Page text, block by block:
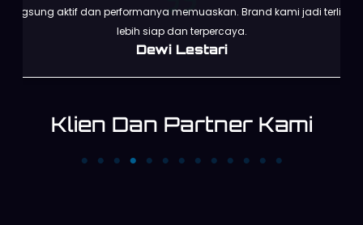
langsung aktif dan performanya memuaskan. Brand kami jadi terlihat
lebih siap dan terpercaya.
Dewi Lestari
Klien Dan Partner Kami
PT. Cipta Megaswara
Televisi Kompas TV
PT. KATAMEDIA
INDONESIA